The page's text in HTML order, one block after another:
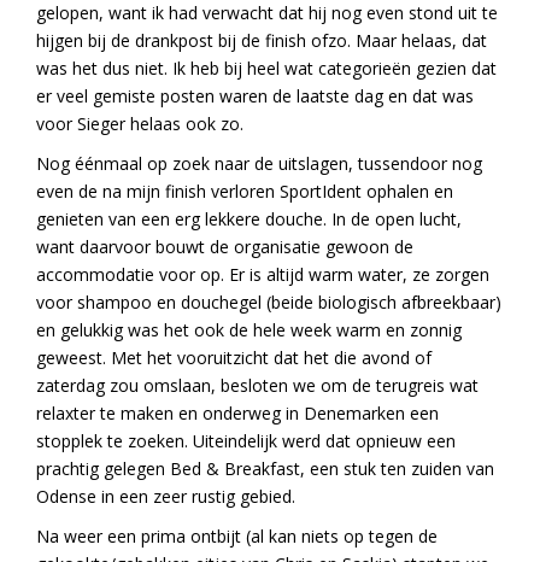
gelopen, want ik had verwacht dat hij nog even stond uit te
hijgen bij de drankpost bij de finish ofzo. Maar helaas, dat
was het dus niet. Ik heb bij heel wat categorieën gezien dat
er veel gemiste posten waren de laatste dag en dat was
voor Sieger helaas ook zo.
Nog éénmaal op zoek naar de uitslagen, tussendoor nog
even de na mijn finish verloren SportIdent ophalen en
genieten van een erg lekkere douche. In de open lucht,
want daarvoor bouwt de organisatie gewoon de
accommodatie voor op. Er is altijd warm water, ze zorgen
voor shampoo en douchegel (beide biologisch afbreekbaar)
en gelukkig was het ook de hele week warm en zonnig
geweest. Met het vooruitzicht dat het die avond of
zaterdag zou omslaan, besloten we om de terugreis wat
relaxter te maken en onderweg in Denemarken een
stopplek te zoeken. Uiteindelijk werd dat opnieuw een
prachtig gelegen Bed & Breakfast, een stuk ten zuiden van
Odense in een zeer rustig gebied.
Na weer een prima ontbijt (al kan niets op tegen de